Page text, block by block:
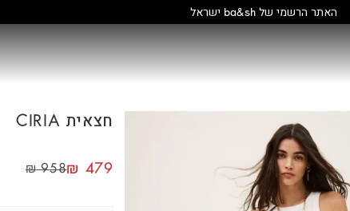
קולקציה חדשה:גלו עוד
חצאית CIRIA
₪958₪ 479